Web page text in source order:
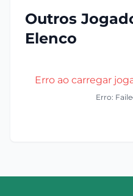
Outros
Elenco
Erro ao carregar
Erro: